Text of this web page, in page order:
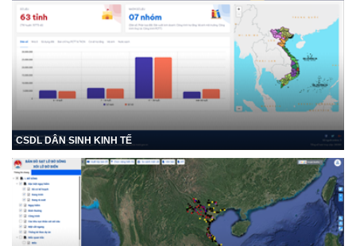
CSDL DÂN SINH KINH TẾ